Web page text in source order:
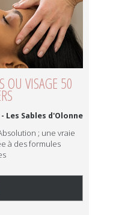
OU VISAGE 50
Les Sables d'Olonne
; une vraie
à des formules